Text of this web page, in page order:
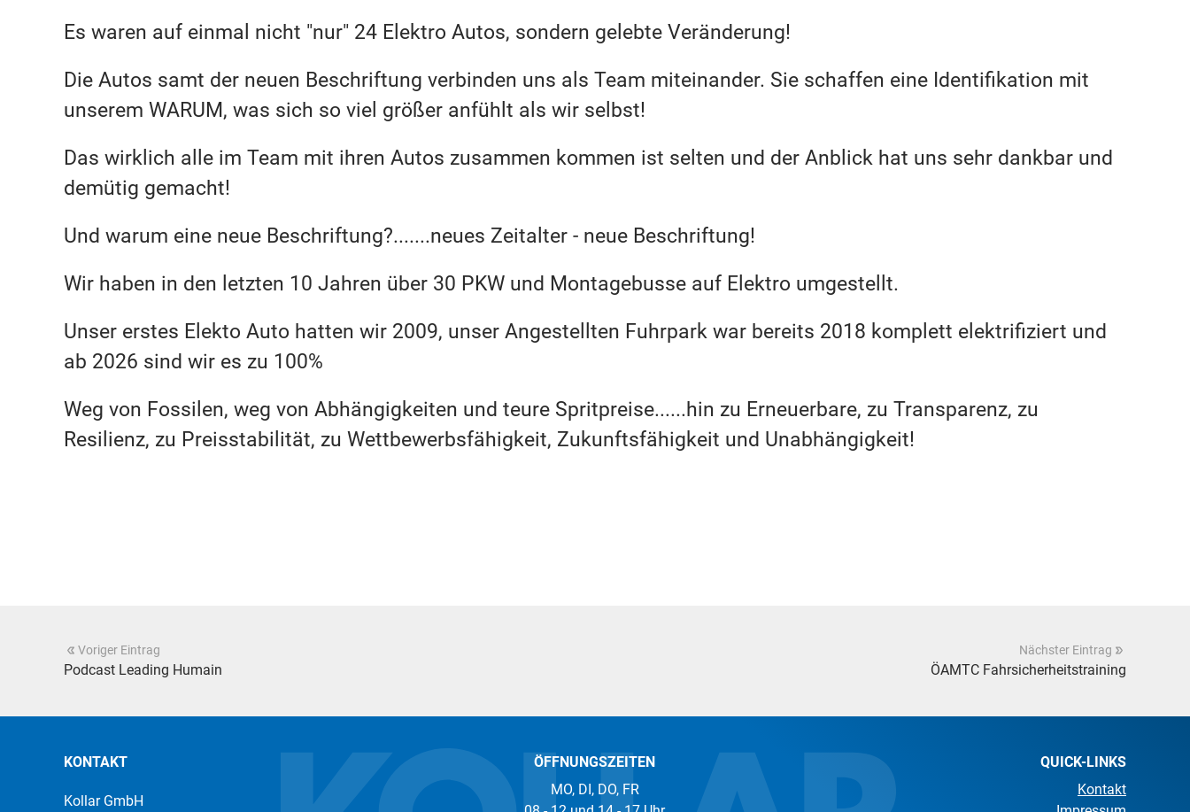
Es waren auf einmal nicht "nur" 24 Elektro Autos, sondern gelebte Veränderung!
Die Autos samt der neuen Beschriftung verbinden uns als Team miteinander. Sie schaffen eine Identifikation mit
unserem WARUM, was sich so viel größer anfühlt als wir selbst!
Das wirklich alle im Team mit ihren Autos zusammen kommen ist selten und der Anblick hat uns sehr dankbar und
demütig gemacht!
Und warum eine neue Beschriftung?.......neues Zeitalter - neue Beschriftung!
Wir haben in den letzten 10 Jahren über 30 PKW und Montagebusse auf Elektro umgestellt.
Unser erstes Elekto Auto hatten wir 2009, unser Angestellten Fuhrpark war bereits 2018 komplett elektrifiziert und
ab 2026 sind wir es zu 100%
Weg von Fossilen, weg von Abhängigkeiten und teure Spritpreise......hin zu Erneuerbare, zu Transparenz, zu
Resilienz, zu Preisstabilität, zu Wettbewerbsfähigkeit, Zukunftsfähigkeit und Unabhängigkeit!
Voriger Eintrag
Podcast Leading Humain
Nächster Eintrag
ÖAMTC Fahrsicherheitstraining
KONTAKT
Kollar GmbH
ÖFFNUNGSZEITEN
MO, DI, DO, FR
QUICK-LINKS
Kontakt